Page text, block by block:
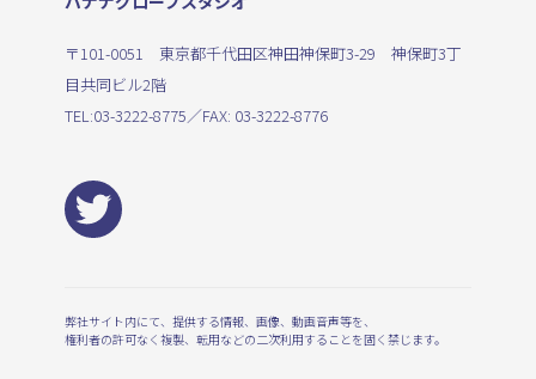
〒101-0051 東京都千代田区神田神保町3-29 神保町3丁
目共同ビル2階
TEL:03-3222-8775／FAX: 03-3222-8776
弊社サイト内にて、提供する情報、画像、動画音声等を、
権利者の許可なく複製、転用などの二次利用することを固く禁じます。